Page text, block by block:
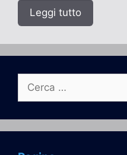
Leggi tutto
per: